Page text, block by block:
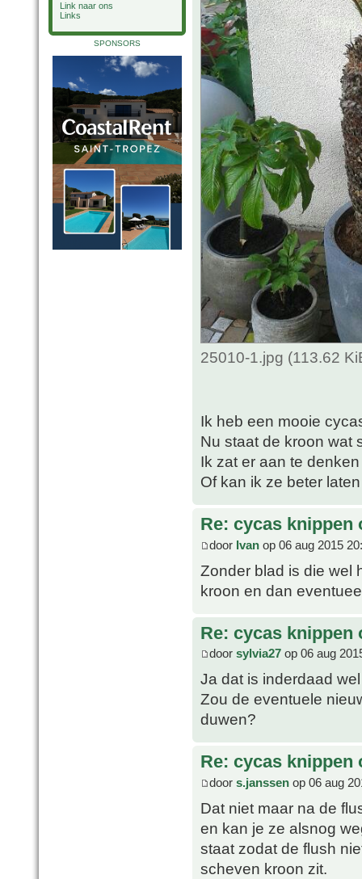
Link naar ons
Links
SPONSORS
25010-1.jpg (113.62
Ik heb een mooie
Nu staat de kroon wat
Ik zat er aan te
Of kan ik ze beter
Re: cycas knippen
door Ivan op 06 aug 2015
Zonder blad is die wel
kroon en dan
Re: cycas knippen
door sylvia27 op 06 aug
Ja dat is inderdaad
Zou de eventuele
duwen?
Re: cycas knippen
door s.janssen op 06 aug
Dat niet maar na de
en kan je ze alsnog
staat zodat de flush
scheven kroon zit.